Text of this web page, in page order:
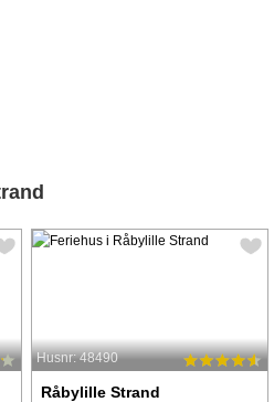
Husnr: 48490
Råbylille Strand